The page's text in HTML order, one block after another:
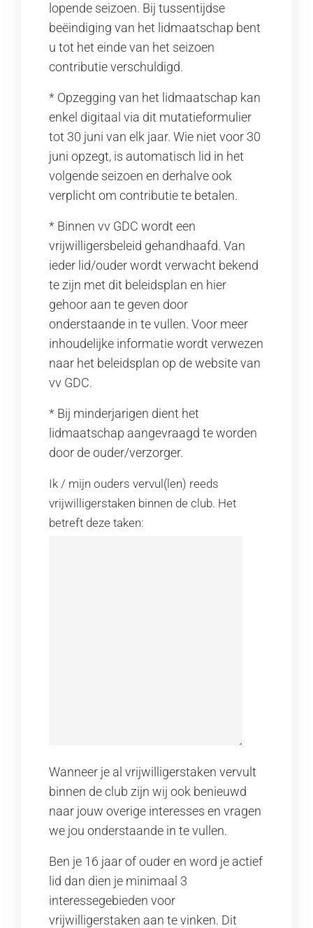
lopende seizoen. Bij tussentijdse
beëindiging van het lidmaatschap bent
u tot het einde van het seizoen
contributie verschuldigd.
* Opzegging van het lidmaatschap kan
enkel digitaal via dit mutatieformulier
tot 30 juni van elk jaar. Wie niet voor 30
juni opzegt, is automatisch lid in het
volgende seizoen en derhalve ook
verplicht om contributie te betalen.
* Binnen vv GDC wordt een
vrijwilligersbeleid gehandhaafd. Van
ieder lid/ouder wordt verwacht bekend
te zijn met dit beleidsplan en hier
gehoor aan te geven door
onderstaande in te vullen. Voor meer
inhoudelijke informatie wordt verwezen
naar het beleidsplan op de website van
vv GDC.
* Bij minderjarigen dient het
lidmaatschap aangevraagd te worden
door de ouder/verzorger.
Ik / mijn ouders vervul(len) reeds
vrijwilligerstaken binnen de club. Het
betreft deze taken:
Wanneer je al vrijwilligerstaken vervult
binnen de club zijn wij ook benieuwd
naar jouw overige interesses en vragen
we jou onderstaande in te vullen.
Ben je 16 jaar of ouder en word je actief
lid dan dien je minimaal 3
interessegebieden voor
vrijwilligerstaken aan te vinken. Dit